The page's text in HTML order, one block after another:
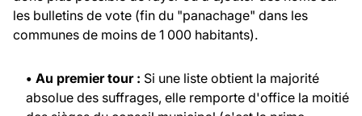
les bulletins de vote (fin du "panachage" dans les
communes de moins de 1 000 habitants).
• Au premier tour : Si une liste obtient la majorité
absolue des suffrages, elle remporte d'office la moitié